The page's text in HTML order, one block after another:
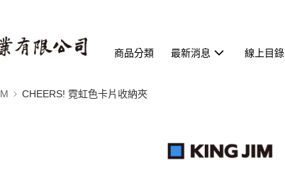
商品分類 最新消息 線上目錄
CHEERS! 霓虹色卡片收納夾